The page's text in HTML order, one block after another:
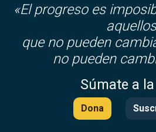
«El progreso es
aquellos
que no pueden
no pueden
Súmate a la
Dona